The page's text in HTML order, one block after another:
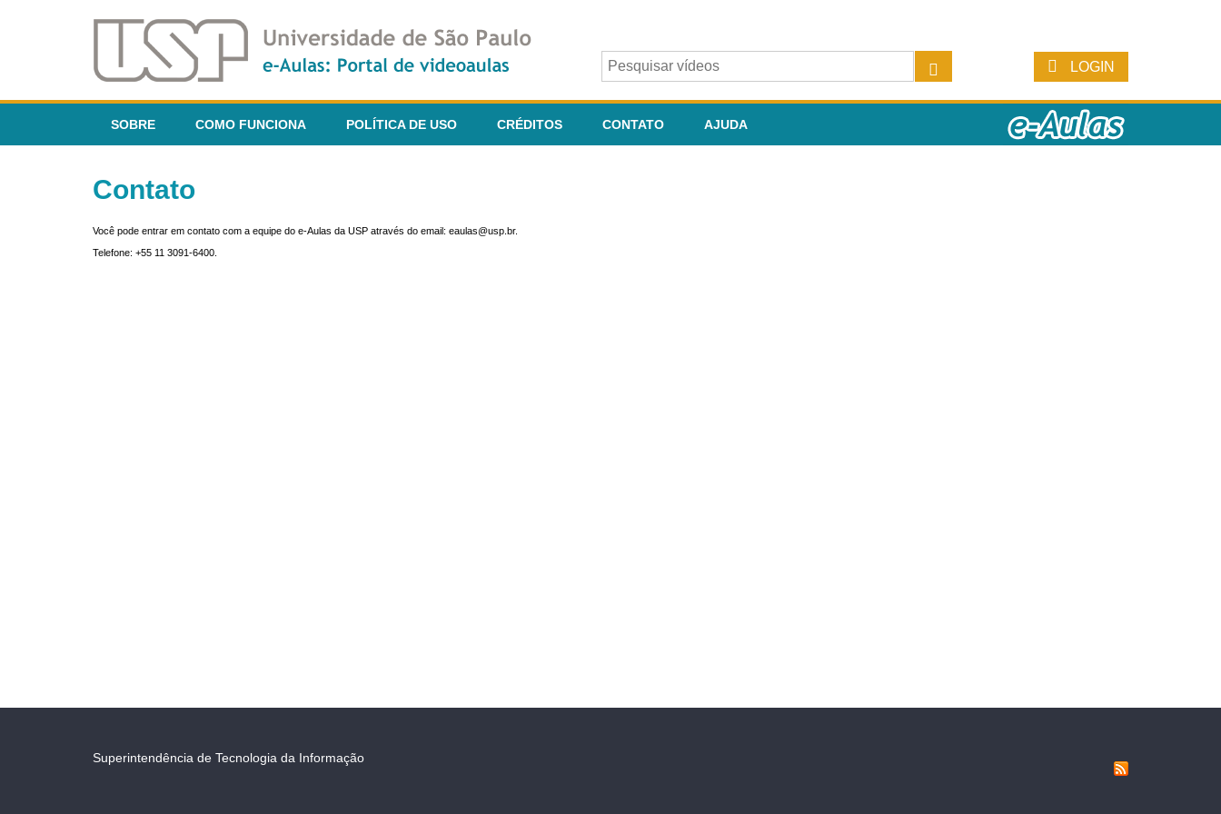
LOGIN
SOBRE COMO FUNCIONA POLÍTICA DE USO CRÉDITOS CONTATO AJUDA
Contato
Você pode entrar em contato com a equipe do e-Aulas da USP através do email: eaulas@usp.br.
Telefone: +55 11 3091-6400.
Superintendência de Tecnologia da Informação